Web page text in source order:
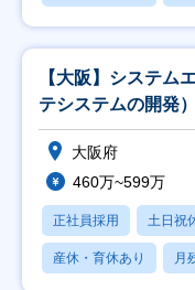
【大阪】システム
テシステムの開発
勤】
大阪府
460万~599万
正社員採用 土日祝
産休・育休あり 月